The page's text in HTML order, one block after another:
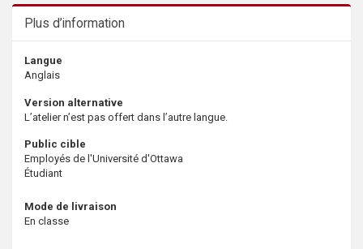
Plus d’information
Langue
Anglais
Version alternative
L’atelier n’est pas offert dans l’autre langue.
Public cible
Employés de l'Université d'Ottawa
Étudiant
Mode de livraison
En classe